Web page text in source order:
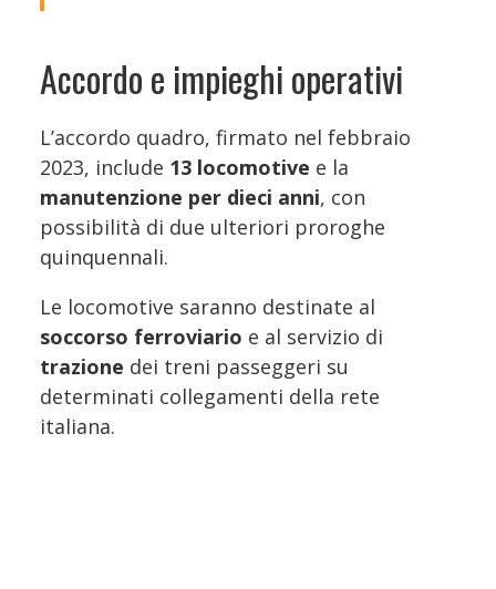
Accordo e impieghi operativi
L’accordo quadro, firmato nel febbraio
2023, include 13 locomotive e la
manutenzione per dieci anni, con
possibilità di due ulteriori proroghe
quinquennali.
Le locomotive saranno destinate al
soccorso ferroviario e al servizio di
trazione dei treni passeggeri su
determinati collegamenti della rete
italiana.